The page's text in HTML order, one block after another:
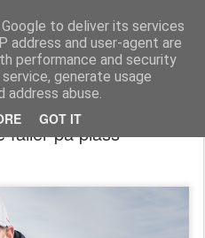
to deliver its services
address and user-agent are
performance and security
generate usage
abuse.
GOT IT
abbor og gjørs
faller på plass